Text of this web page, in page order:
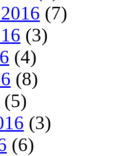
(7)
(3)
(4)
(8)
(5)
(3)
(6)